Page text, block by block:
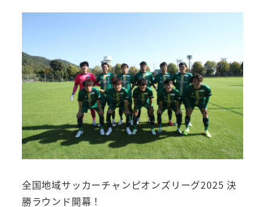
全国地域サッカーチャンピオンズリーグ2025 決
勝ラウンド開幕！